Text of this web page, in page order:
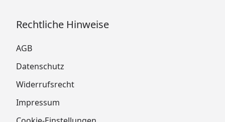
Rechtliche Hinweise
AGB
Datenschutz
Widerrufsrecht
Impressum